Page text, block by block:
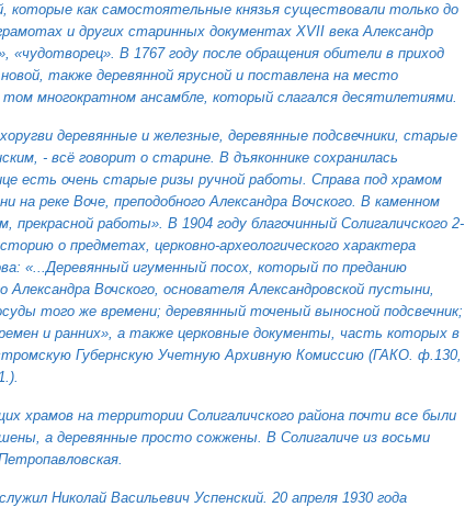
которые как самостоятельные князья существовали только до
и других старинных документах XVII века Александр
«чудотворец». В 1767 году после обращения обители в приход
также деревянной ярусной и поставлена на место
том многократном ансамбле, который слагался десятилетиями.
деревянные и железные, деревянные подсвечники, старые
- всё говорит о старине. В дъяконнике сохранилась
есть очень старые ризы ручной работы. Справа под храмом
реке Воче, преподобного Александра Вочского. В каменном
прекрасной работы». В 1904 году благочинный Солигаличского 2-
о предметах, церковно-археологического характера
«...Деревянный игуменный посох, который по преданию
Вочского, основателя Александровской пустыни,
того же времени; деревянный точеный выносной подсвечник;
и ранних», а также церковные документы, часть которых в
Губернскую Учетную Архивную Комиссию (ГАКО. ф.130,
храмов на территории Солигаличского района почти все были
а деревянные просто сожжены. В Солигаличе из восьми
Николай Васильевич Успенский. 20 апреля 1930 года